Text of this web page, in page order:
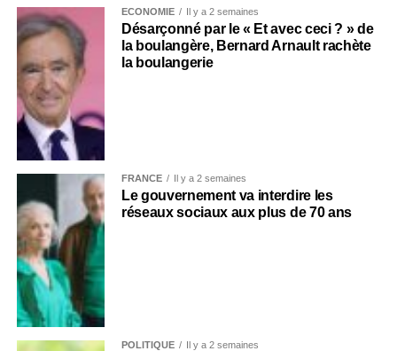
ECONOMIE Il y a 2 semaines
Désarçonné par le « Et avec ceci ? » de
la boulangère, Bernard Arnault rachète
la boulangerie
FRANCE Il y a 2 semaines
Le gouvernement va interdire les
réseaux sociaux aux plus de 70 ans
POLITIQUE Il y a 2 semaines